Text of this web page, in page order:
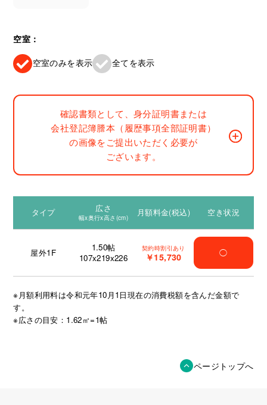
空室：
空室のみを表示 全てを表示
確認書類として、身分証明書または
会社登記簿謄本（履歴事項全部証明書）
の画像をご提出いただく必要が
ございます。
タイプ 広さ
幅x奥行x高さ(cm) 月額料金(税込) 空き状況
屋外1F 1.50帖
107x219x226
契約時割引あり
￥15,730 ◯
※月額利用料は令和元年10月1日現在の消費税額を含んだ金額で
す。
※広さの目安：1.62㎡=1帖
ページトップへ